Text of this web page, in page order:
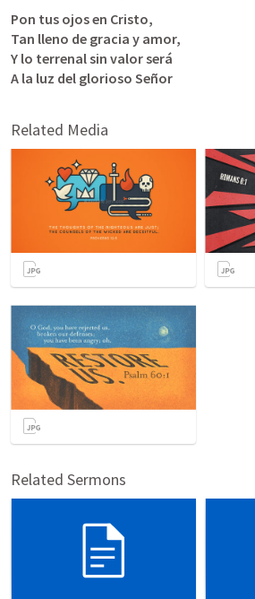
Pon tus ojos en Cristo,
Tan lleno de gracia y amor,
Y lo terrenal sin valor será
A la luz del glorioso Señor
Related Media
Related Sermons